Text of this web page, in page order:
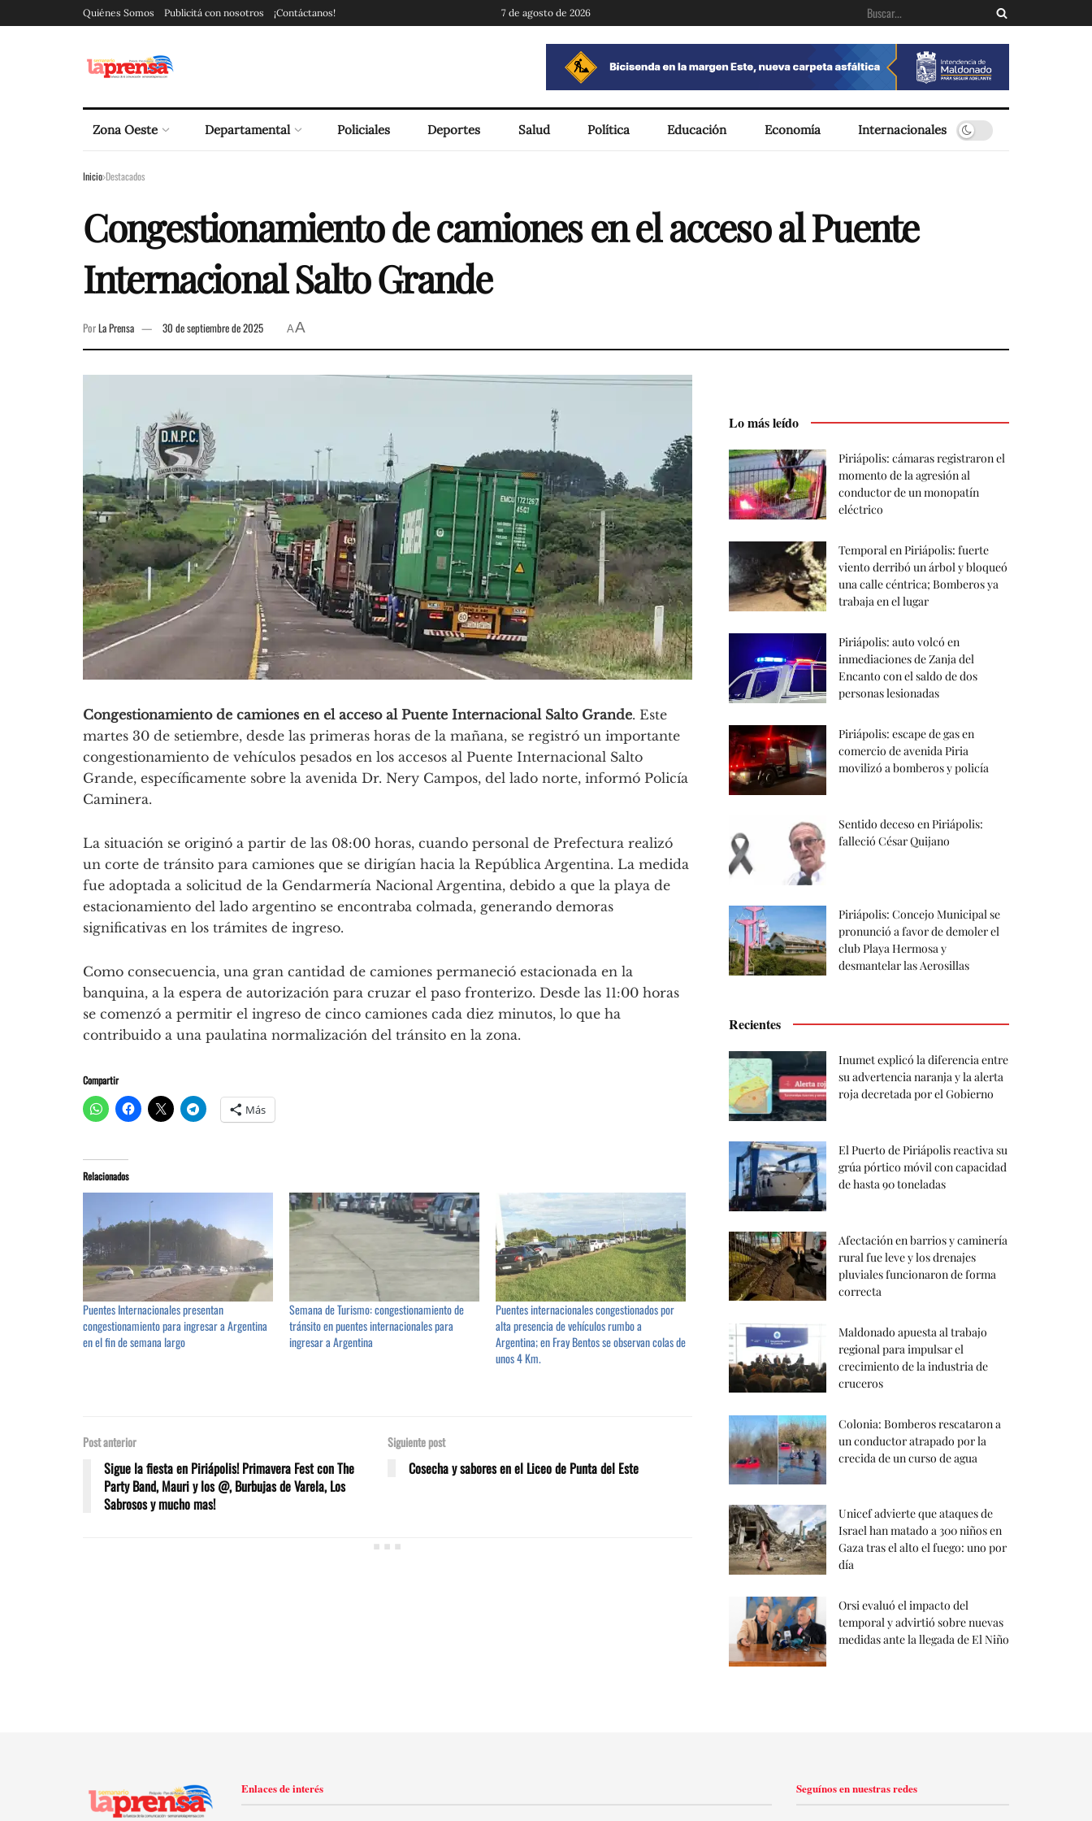
Quiénes Somos Publicitá con nosotros ¡Contáctanos! 7 de agosto de 2026
Zona Oeste Departamental Policiales Deportes Salud Política Educación Economía Internacionales
Inicio Destacados
Congestionamiento de camiones en el acceso al Puente
Internacional Salto Grande
PorLa Prensa 30 de septiembre de 2025 AA
Congestionamiento de camiones en el acceso al Puente Internacional Salto Grande. Este
martes 30 de setiembre, desde las primeras horas de la mañana, se registró un importante
congestionamiento de vehículos pesados en los accesos al Puente Internacional Salto
Grande, específicamente sobre la avenida Dr. Nery Campos, del lado norte, informó Policía
Caminera.
La situación se originó a partir de las 08:00 horas, cuando personal de Prefectura realizó
un corte de tránsito para camiones que se dirigían hacia la República Argentina. La medida
fue adoptada a solicitud de la Gendarmería Nacional Argentina, debido a que la playa de
estacionamiento del lado argentino se encontraba colmada, generando demoras
significativas en los trámites de ingreso.
Como consecuencia, una gran cantidad de camiones permaneció estacionada en la
banquina, a la espera de autorización para cruzar el paso fronterizo. Desde las 11:00 horas
se comenzó a permitir el ingreso de cinco camiones cada diez minutos, lo que ha
contribuido a una paulatina normalización del tránsito en la zona.
Compartir
Más
Relacionados
Puentes Internacionales presentan
congestionamiento para ingresar a Argentina
en el fin de semana largo
Semana de Turismo: congestionamiento de
tránsito en puentes internacionales para
ingresar a Argentina
Puentes internacionales congestionados por
alta presencia de vehículos rumbo a
Argentina; en Fray Bentos se observan colas de
unos 4 Km.
Post anterior
Sigue la fiesta en Piriápolis! Primavera Fest con The
Party Band, Mauri y los @, Burbujas de Varela, Los
Sabrosos y mucho mas!
Siguiente post
Cosecha y sabores en el Liceo de Punta del Este
Lo más leído
Piriápolis: cámaras registraron el
momento de la agresión al
conductor de un monopatín
eléctrico
Temporal en Piriápolis: fuerte
viento derribó un árbol y bloqueó
una calle céntrica; Bomberos ya
trabaja en el lugar
Piriápolis: auto volcó en
inmediaciones de Zanja del
Encanto con el saldo de dos
personas lesionadas
Piriápolis: escape de gas en
comercio de avenida Piria
movilizó a bomberos y policía
Sentido deceso en Piriápolis:
falleció César Quijano
Piriápolis: Concejo Municipal se
pronunció a favor de demoler el
club Playa Hermosa y
desmantelar las Aerosillas
Recientes
Inumet explicó la diferencia entre
su advertencia naranja y la alerta
roja decretada por el Gobierno
El Puerto de Piriápolis reactiva su
grúa pórtico móvil con capacidad
de hasta 90 toneladas
Afectación en barrios y caminería
rural fue leve y los drenajes
pluviales funcionaron de forma
correcta
Maldonado apuesta al trabajo
regional para impulsar el
crecimiento de la industria de
cruceros
Colonia: Bomberos rescataron a
un conductor atrapado por la
crecida de un curso de agua
Unicef advierte que ataques de
Israel han matado a 300 niños en
Gaza tras el alto el fuego: uno por
día
Orsi evaluó el impacto del
temporal y advirtió sobre nuevas
medidas ante la llegada de El Niño
Enlaces de interés Seguínos en nuestras redes